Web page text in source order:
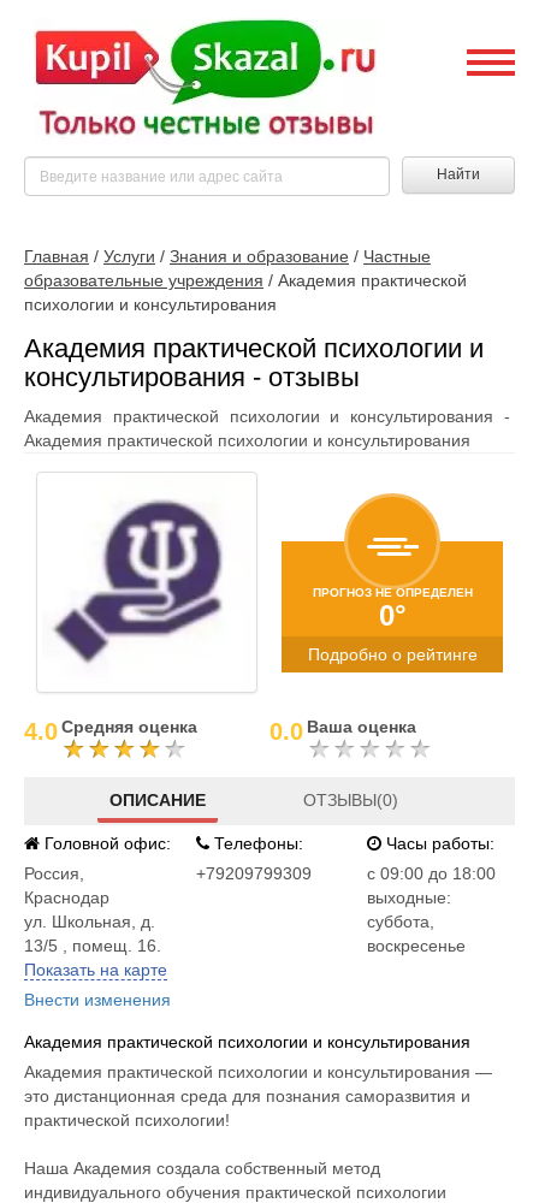
Найти
Главная / Услуги / Знания и образование / Частные
образовательные учреждения / Академия практической
психологии и консультирования
Академия практической психологии и
консультирования - отзывы
Академия практической психологии и консультирования -
Академия практической психологии и консультирования
ПРОГНОЗ НЕ ОПРЕДЕЛЕН
0°
Подробно о рейтинге
4.0Средняя оценка 0.0 Ваша оценка
ОПИСАНИЕ ОТЗЫВЫ(0)
Головной офис:
Россия
Краснодар
ул. Школьная, д.
13/5 , помещ. 16.
Показать на карте
Внести изменения
Телефоны:
+79209799309
Часы работы:
c 09:00 до 18:00
выходные:
суббота,
воскресенье
Академия практической психологии и консультирования
Академия практической психологии и консультирования —
это дистанционная среда для познания саморазвития и
практической психологии!
Наша Академия создала собственный метод
индивидуального обучения практической психологии